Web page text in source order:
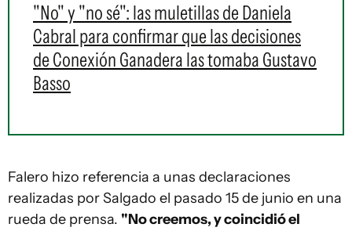
"No" y "no sé": las muletillas de Daniela
Cabral para confirmar que las decisiones
de Conexión Ganadera las tomaba Gustavo
Basso
Falero hizo referencia a unas declaraciones
realizadas por Salgado el pasado 15 de junio en una
rueda de prensa. "No creemos, y coincidió el